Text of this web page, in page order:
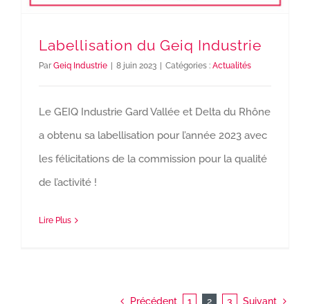
Labellisation du Geiq Industrie
Par Geiq Industrie 8 juin 2023 Catégories : Actualités
Le GEIQ Industrie Gard Vallée et Delta du Rhône
a obtenu sa labellisation pour l’année 2023 avec
les félicitations de la commission pour la qualité
de l’activité !
Lire Plus
Précédent 1 2 3 Suivant